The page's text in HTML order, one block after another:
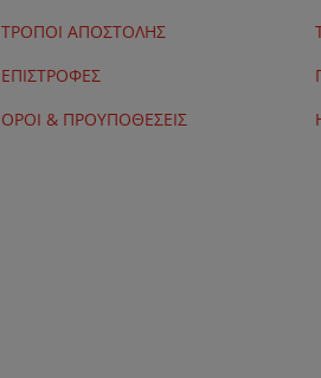
ΤΡΟΠΟΙ ΑΠΟΣΤΟΛΗΣ
ΕΠΙΣΤΡΟΦΕΣ
ΟΡΟΙ & ΠΡΟΥΠΟΘΕΣΕΙΣ